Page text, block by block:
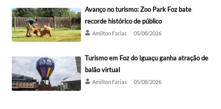
Avanço no turismo: Zoo Park Foz bate
recorde histórico de público
Amilton Farias 05/08/2026
Turismo em Foz do Iguaçu ganha atração de
balão virtual
Amilton Farias 05/08/2026